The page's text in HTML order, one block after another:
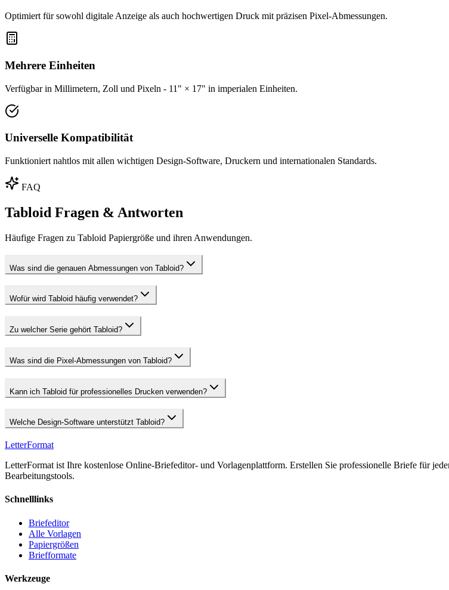
Optimiert für sowohl digitale Anzeige als auch hochwertigen Druck mit präzisen Pixel-Abmessungen.
Mehrere Einheiten
Verfügbar in Millimetern, Zoll und Pixeln - 11" × 17" in imperialen Einheiten.
Universelle Kompatibilität
Funktioniert nahtlos mit allen wichtigen Design-Software, Druckern und internationalen Standards.
FAQ
Tabloid Fragen & Antworten
Häufige Fragen zu Tabloid Papiergröße und ihren Anwendungen.
Was sind die genauen Abmessungen von Tabloid?
Wofür wird Tabloid häufig verwendet?
Zu welcher Serie gehört Tabloid?
Was sind die Pixel-Abmessungen von Tabloid?
Kann ich Tabloid für professionelles Drucken verwenden?
Welche Design-Software unterstützt Tabloid?
LetterFormat
LetterFormat ist Ihre kostenlose Online-Briefeditor- und Vorlagenplattform. Erstellen Sie professionelle Briefe für
Bearbeitungstools.
Schnelllinks
Briefeditor
Alle Vorlagen
Papiergrößen
Briefformate
Werkzeuge